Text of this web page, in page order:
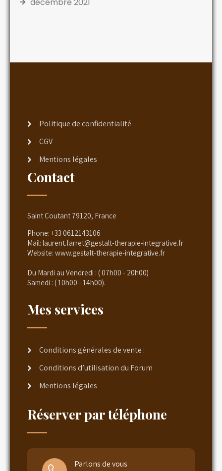
décembre 2021
Politique de confidentialité
CGV
Mentions légales
Contact
Saint Coutant 79120, France
Phone: +33 0612143106
Mail: laurent.farret@gestalt-therapie-integrative.fr
Website: www.gestalt-therapie-integrative.fr
Du Mardi au Vendredi : ( 07h00 - 20h00)
Samedi : ( 10h00 - 14h00).
Mes services
Conditions générales de vente :
Conditions d’utilisation du Forum
Mentions légales
Réserver par téléphone
Parlons de vous